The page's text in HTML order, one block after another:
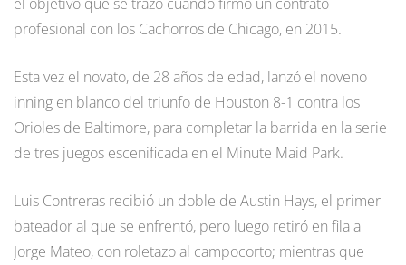
profesional con los Cachorros de Chicago, en 2015.
Esta vez el novato, de 28 años de edad, lanzó el noveno
inning en blanco del triunfo de Houston 8-1 contra los
Orioles de Baltimore, para completar la barrida en la serie
de tres juegos escenificada en el Minute Maid Park.
Luis Contreras recibió un doble de Austin Hays, el primer
bateador al que se enfrentó, pero luego retiró en fila a
Jorge Mateo, con roletazo al campocorto; mientras que